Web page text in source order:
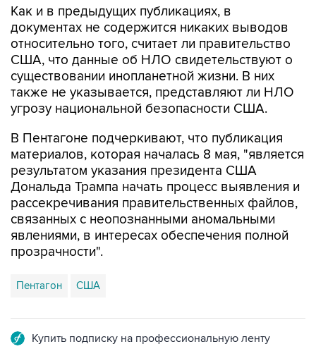
Как и в предыдущих публикациях, в
документах не содержится никаких выводов
относительно того, считает ли правительство
США, что данные об НЛО свидетельствуют о
существовании инопланетной жизни. В них
также не указывается, представляют ли НЛО
угрозу национальной безопасности США.
В Пентагоне подчеркивают, что публикация
материалов, которая началась 8 мая, "является
результатом указания президента США
Дональда Трампа начать процесс выявления и
рассекречивания правительственных файлов,
связанных с неопознанными аномальными
явлениями, в интересах обеспечения полной
прозрачности".
Пентагон США
Купить подписку на профессиональную ленту